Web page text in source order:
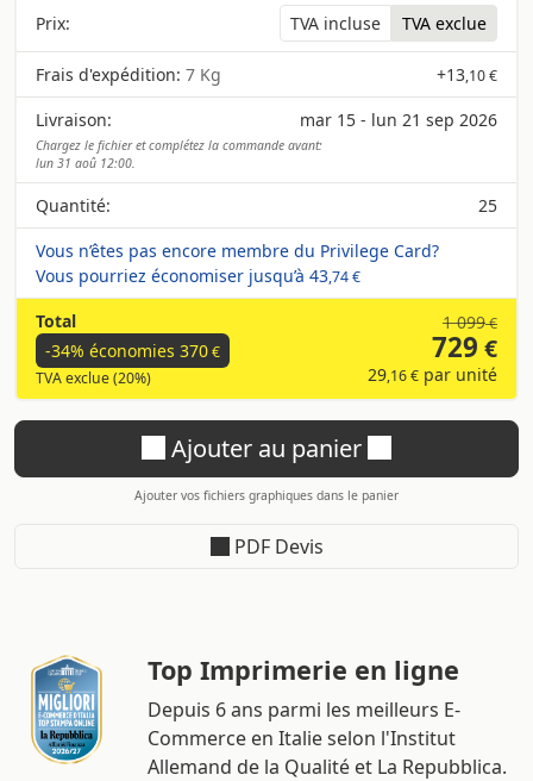
Prix: TVA incluse TVA exclue
Frais d'expédition: 7 Kg +13,10 €
Livraison: mar 15 - lun 21 sep 2026
Chargez le fichier et complétez la commande avant:
lun 31 aoû 12:00.
Quantité:
25
Vous n’êtes pas encore membre du Privilege Card?
Vous pourriez économiser jusqu’à 43,74 €
Total
-34% économies 370€
TVA exclue (20%)
1 099€
729 €
29,16 € par unité
Ajouter au panier
Ajouter vos fichiers graphiques dans le panier
PDF Devis
Top Imprimerie en ligne
Depuis 6 ans parmi les meilleurs E-
Commerce en Italie selon l'Institut
Allemand de la Qualité et La Repubblica.